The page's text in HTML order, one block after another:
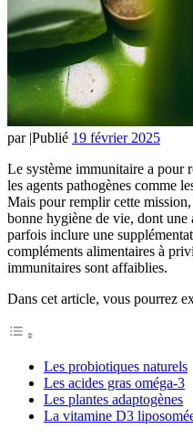
par |Publié 19 février 2025
Le système immunitaire a pour
les agents pathogènes comme
Mais pour remplir cette
bonne hygiène de vie, dont
parfois inclure une
compléments alimentaires à
immunitaires sont affaiblies.
Dans cet article, vous pourrez
Les probiotiques naturels
Les acides gras oméga-3
Les plantes adaptogènes
La vitamine D3